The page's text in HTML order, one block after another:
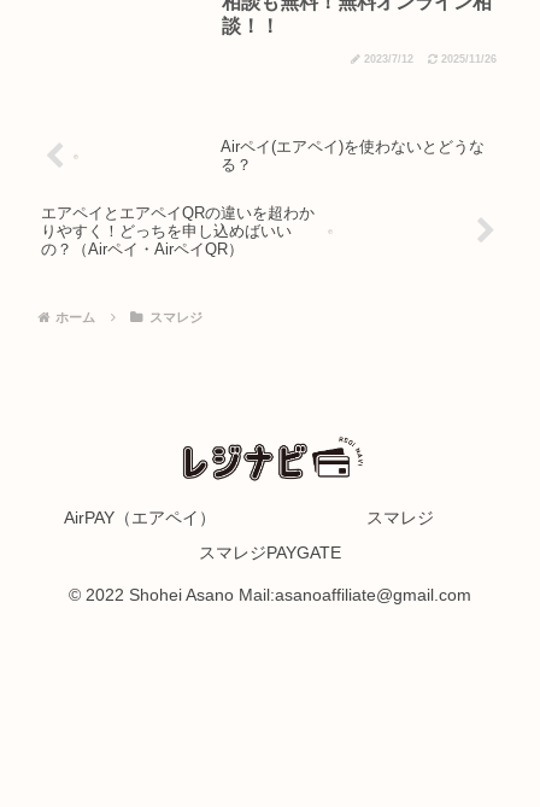
談！！
2023/7/12 2025/11/26
Airペイ(エアペイ)を使わないとどうな
る？
エアペイとエアペイQRの違いを超わか
りやすく！どっちを申し込めばいい
の？（Airペイ・AirペイQR）
ホーム スマレジ
AirPAY（エアペイ）
スマレジ
スマレジPAYGATE
© 2022 Shohei Asano Mail:asanoaffiliate@gmail.com